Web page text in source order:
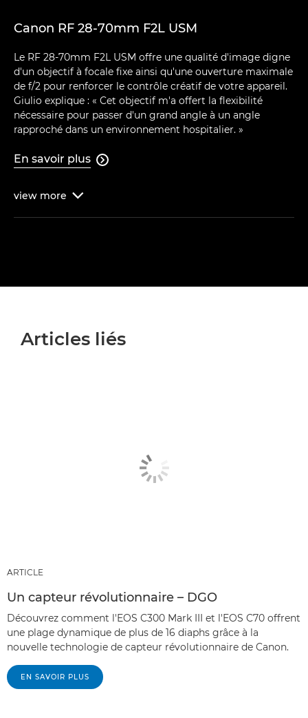
Canon RF 28-70mm F2L USM
Le RF 28-70mm F2L USM offre une qualité d'image digne
d'un objectif à focale fixe ainsi qu'une ouverture maximale
de f/2 pour renforcer le contrôle créatif de votre appareil.
Giulio explique : « Cet objectif m'a offert la flexibilité
nécessaire pour passer d'un grand angle à un angle
rapproché dans un environnement hospitalier. »
En savoir plus 
view more 
Articles liés
ARTICLE
Un capteur révolutionnaire – DGO
Découvrez comment l'EOS C300 Mark III et l'EOS C70 offrent
une plage dynamique de plus de 16 diaphs grâce à la
nouvelle technologie de capteur révolutionnaire de Canon.
EN SAVOIR PLUS